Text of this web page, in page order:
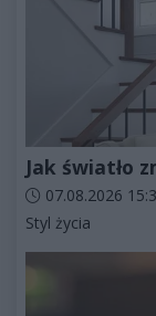
Jak światło
Data dodania
07.08.2026
Kategorie artykułu:
Styl życia